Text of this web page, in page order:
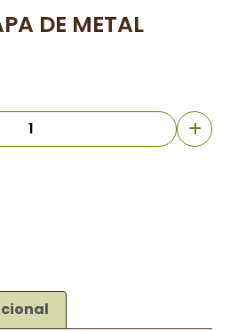
DE METAL